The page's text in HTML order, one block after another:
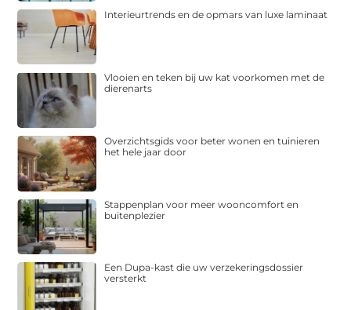
Interieurtrends en de opmars van luxe laminaat
Vlooien en teken bij uw kat voorkomen met de
dierenarts
Overzichtsgids voor beter wonen en tuinieren
het hele jaar door
Stappenplan voor meer wooncomfort en
buitenplezier
Een Dupa-kast die uw verzekeringsdossier
versterkt